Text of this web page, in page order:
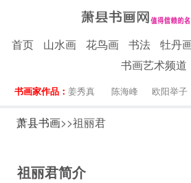
首页 山水画 花鸟画 书法 牡丹
书画艺术频道
书画家作品： 姜秀真 陈海峰 欧阳举子
萧县书画>>祖丽君
祖丽君简介